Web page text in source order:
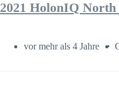
2021 HolonIQ North
vor mehr als 4 Jahre